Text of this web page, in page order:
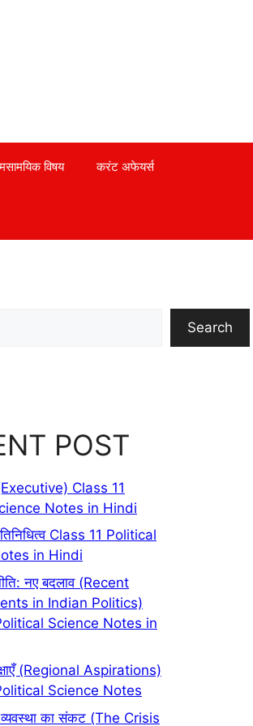
विषय करंट अफेयर्स
Search
POST
(Executive) Class 11
Notes in Hindi
Class 11 Political
in Hindi
नए बदलाव (Recent
in Indian Politics)
Science Notes in
(Regional Aspirations)
Science Notes
व्यवस्था का संकट (The Crisis